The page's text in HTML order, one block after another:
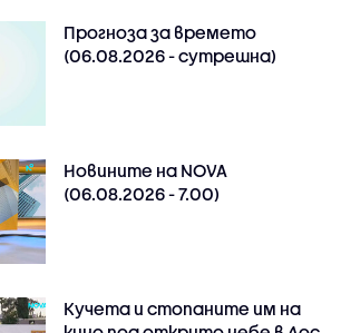
Прогноза за времето
(06.08.2026 - сутрешна)
Новините на NOVA
(06.08.2026 - 7.00)
Кучета и стопаните им на